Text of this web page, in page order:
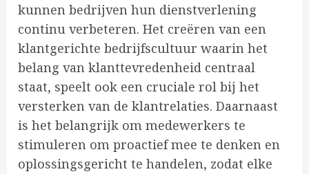
kunnen bedrijven hun dienstverlening
continu verbeteren. Het creëren van een
klantgerichte bedrijfscultuur waarin het
belang van klanttevredenheid centraal
staat, speelt ook een cruciale rol bij het
versterken van de klantrelaties. Daarnaast
is het belangrijk om medewerkers te
stimuleren om proactief mee te denken en
oplossingsgericht te handelen, zodat elke